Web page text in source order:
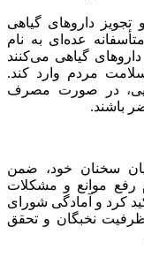
تجویز داروهای گیاهی
عده‌ای به نام
گیاهی می‌کنند
مردم وارد کند.
در صورت مصرف
باشند.
سخنان خود، ضمن
رفع موانع و مشکلات
کرد و آمادگی شورای
ظرفیت نخبگان و تحقق